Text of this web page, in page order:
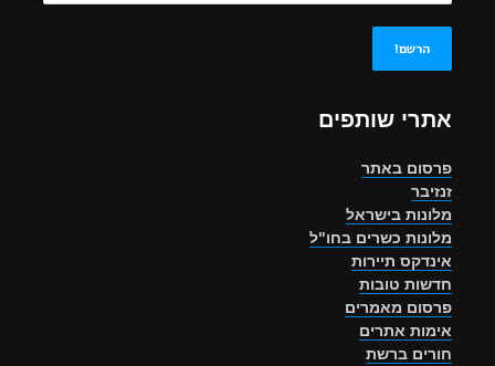
אתרי שותפים
פרסום באתר
זנזיבר
מלונות בישראל
מלונות כשרים בחו"ל
אינדקס תיירות
חדשות טובות
פרסום מאמרים
אימות אתרים
חורים ברשת